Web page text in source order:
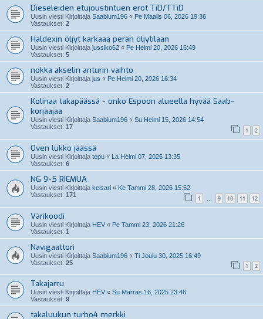
Dieseleiden etujoustintuen erot TiD/TTiD
Uusin viesti Kirjoittaja Saabium196 « Pe Maalis 06, 2026 19:36
Vastaukset: 2
Haldexin öljyt karkaaa perän öljytilaan
Uusin viesti Kirjoittaja jussiko62 « Pe Helmi 20, 2026 16:49
Vastaukset: 5
nokka akselin anturin vaihto
Uusin viesti Kirjoittaja jus « Pe Helmi 20, 2026 16:34
Vastaukset: 2
Kolinaa takapäässä - onko Espoon alueella hyvää Saab-
korjaajaa
Uusin viesti Kirjoittaja Saabium196 « Su Helmi 15, 2026 14:54
Vastaukset: 17 1 2
Oven lukko jäässä
Uusin viesti Kirjoittaja tepu « La Helmi 07, 2026 13:35
Vastaukset: 6
NG 9-5 RIEMUA
Uusin viesti Kirjoittaja keisari « Ke Tammi 28, 2026 15:52
Vastaukset: 171 1 … 9 10 11 12
Värikoodi
Uusin viesti Kirjoittaja HEV « Pe Tammi 23, 2026 21:26
Vastaukset: 1
Navigaattori
Uusin viesti Kirjoittaja Saabium196 « Ti Joulu 30, 2025 16:49
Vastaukset: 25 1 2
Takajarru
Uusin viesti Kirjoittaja HEV « Su Marras 16, 2025 23:46
Vastaukset: 9
takaluukun turbo4 merkki